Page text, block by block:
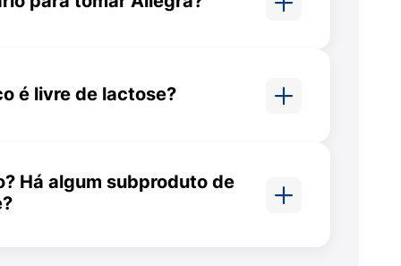
é livre de lactose?
Há algum subproduto de